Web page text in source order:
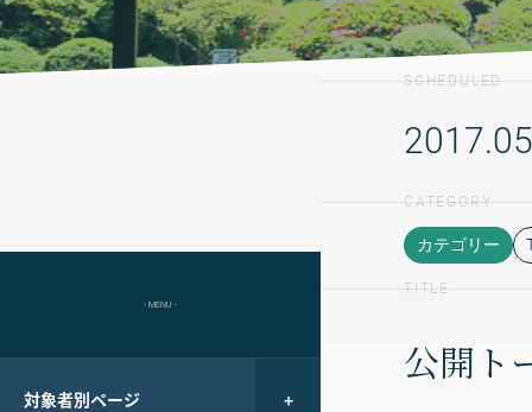
- MENU -
対象者別ページ
SCHEDULED
CATEGORY
カテゴリー
TITLE
公開ト